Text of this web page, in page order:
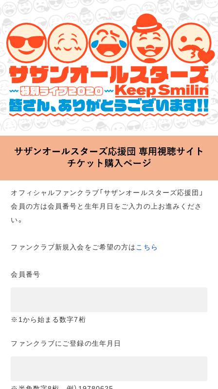
サザンオールスターズ 特別ライブ 2020
「Keep Smilin’～皆さん、ありがとうございます!!～」
2020.06.25 Thu 20:00 Start at 横浜アリーナ
オフィシャルファンクラブ「サザンオールスターズ応援団」
会員の方は会員番号と生年月日をご入力の上お進みくださ
い。
ファンクラブ新規入会をご希望の方は こちら
会員番号
※1から始まる数字7桁
ファンクラブにご登録の生年月日